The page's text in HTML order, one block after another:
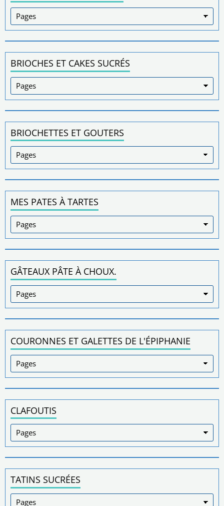
BRIOCHES ET CAKES SUCRÉS
BRIOCHETTES ET GOUTERS
MES PATES À TARTES
GÂTEAUX PÂTE À CHOUX.
COURONNES ET GALETTES DE L'ÉPIPHANIE
CLAFOUTIS
TATINS SUCRÉES